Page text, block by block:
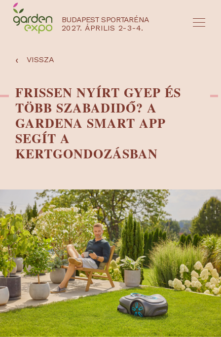
BUDAPEST SPORTARÉNA
2027. ÁPRILIS 2-3-4.
NYEREMÉNYJÁTÉK / REGISZTRÁCIÓ
‹ VISSZA
FRISSEN NYÍRT GYEP ÉS
TÖBB SZABADIDŐ? A
GARDENA SMART APP
SEGÍT A
KERTGONDOZÁSBAN